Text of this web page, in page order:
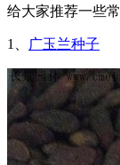
给大家推荐一些
1、 广玉兰种子